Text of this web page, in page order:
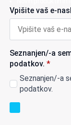
Vpišite vaš e-
Seznanjen/-a
podatkov. *
Seznanjen/-a
podatkov.